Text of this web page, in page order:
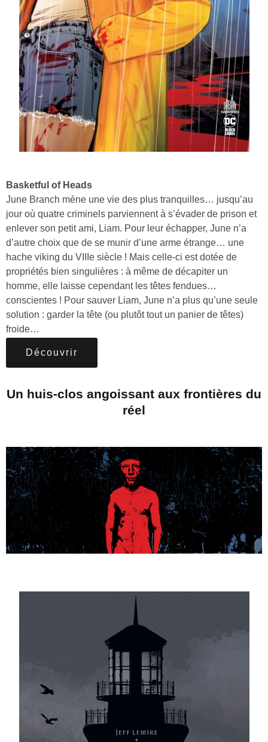
Basketful of Heads
June Branch mène une vie des plus tranquilles… jusqu’au
jour où quatre criminels parviennent à s’évader de prison et
enlever son petit ami, Liam. Pour leur échapper, June n’a
d’autre choix que de se munir d’une arme étrange… une
hache viking du VIIIe siècle ! Mais celle-ci est dotée de
propriétés bien singulières : à même de décapiter un
homme, elle laisse cependant les têtes fendues…
conscientes ! Pour sauver Liam, June n’a plus qu’une seule
solution : garder la tête (ou plutôt tout un panier de têtes)
froide…
Découvrir
Un huis-clos angoissant aux frontières du
réel